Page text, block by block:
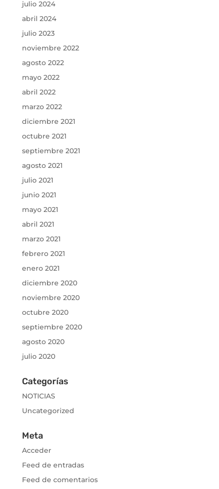
julio 2024
abril 2024
julio 2023
noviembre 2022
agosto 2022
mayo 2022
abril 2022
marzo 2022
diciembre 2021
octubre 2021
septiembre 2021
agosto 2021
julio 2021
junio 2021
mayo 2021
abril 2021
marzo 2021
febrero 2021
enero 2021
diciembre 2020
noviembre 2020
octubre 2020
septiembre 2020
agosto 2020
julio 2020
Categorías
NOTICIAS
Uncategorized
Meta
Acceder
Feed de entradas
Feed de comentarios